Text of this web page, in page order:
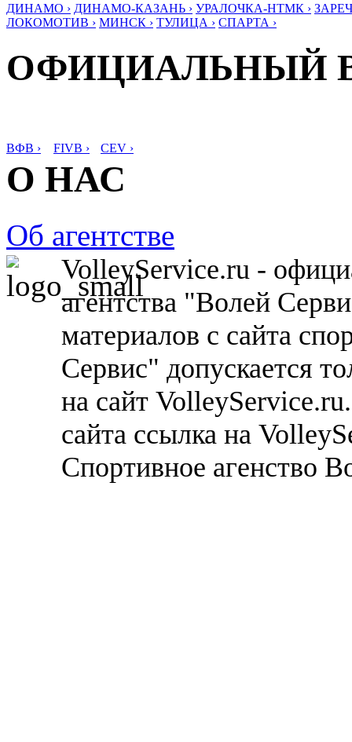
ДИНАМО › ДИНАМО-КАЗАНЬ › УРАЛОЧКА-НТМК ›
ЛОКОМОТИВ › МИНСК › ТУЛИЦА › СПАРТА ›
ОФИЦИАЛЬНЫЙ
ВФВ › FIVB › CEV ›
О НАС
Об агентстве
VolleyService.ru -
агентства "Волей
материалов с сайта
Сервис" допускается
на сайт
сайта ссылка на
Спортивное агенство